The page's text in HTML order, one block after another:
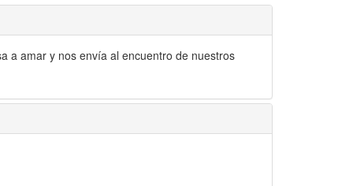
a amar y nos envía al encuentro de nuestros